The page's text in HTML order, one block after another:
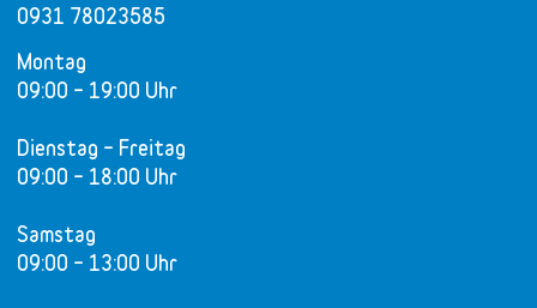
0931 78023585
Montag
09:00 – 19:00 Uhr
Dienstag – Freitag
09:00 – 18:00 Uhr
Samstag
09:00 – 13:00 Uhr